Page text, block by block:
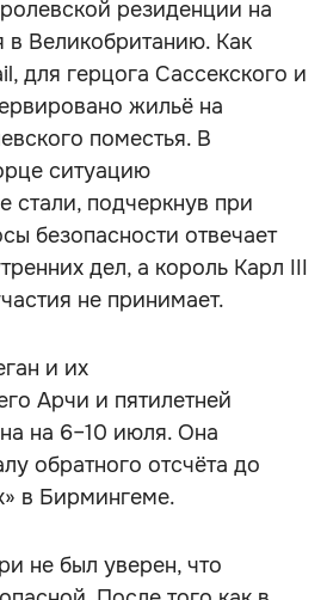
резиденции на
в Великобританию. Как
для герцога Сассекского и
жильё на
поместья. В
ситуацию
стали, подчеркнув при
безопасности отвечает
дел, а король Карл III
не принимает.
и их
Арчи и пятилетней
на 6–10 июля. Она
обратного отсчёта до
в Бирмингеме.
не был уверен, что